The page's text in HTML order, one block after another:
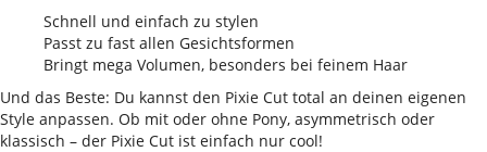
Schnell und einfach zu stylen
Passt zu fast allen Gesichtsformen
Bringt mega Volumen, besonders bei feinem Haar
Und das Beste: Du kannst den Pixie Cut total an deinen eigenen
Style anpassen. Ob mit oder ohne Pony, asymmetrisch oder
klassisch – der Pixie Cut ist einfach nur cool!